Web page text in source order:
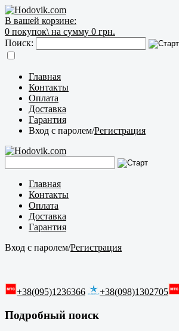
В вашей корзине:
0 покупок\ на сумму 0 грн.
Поиск:
Главная
Контакты
Оплата
Доставка
Гарантия
Вход с паролем/Регистрация
Главная
Контакты
Оплата
Доставка
Гарантия
Вход с паролем/Регистрация
+38(095)1236366 +38(098)1302705
Подробный поиск